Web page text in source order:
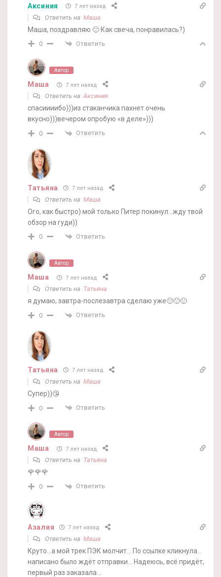
Аксиния 7 лет назад
Ответить на Маша
Маша, поздравляю 🙂 Как свеча, понравилась?)
0 Ответить
Автор
Маша 7 лет назад
Ответить наАксиния
спасиииибо)))из стаканчика пахнет очень
вкусно)))вечером опробую «в деле»)))
0 Ответить
Татьяна 7 лет назад
Ответить на Маша
Ого, как быстро) мой только Питер покинул…жду твой
обзор на гуди))
0 Ответить
Автор
Маша 7 лет назад
Ответить на Татьяна
я думаю, завтра-послезавтра сделаю уже🙂🙂🙂
0 Ответить
Татьяна 7 лет назад
Ответить на Маша
Супер))😘
0 Ответить
Автор
Маша 7 лет назад
Ответить на Татьяна
🌹🌹🌹
0 Ответить
Азалия 7 лет назад
Ответить на Маша
Круто…а мой трек ПЭК молчит… По ссылке кликнула…
написано было ждёт отправки… Надеюсь, всё придёт,
первый раз заказала…